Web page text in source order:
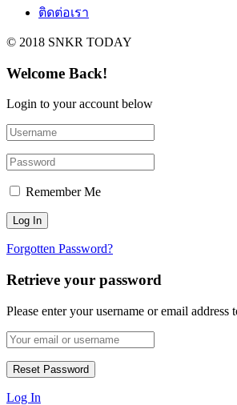
ติดต่อเรา
© 2018 SNKR TODAY
Welcome Back!
Login to your account below
Remember Me
Forgotten Password?
Retrieve your password
Please enter your username or email address
Log In